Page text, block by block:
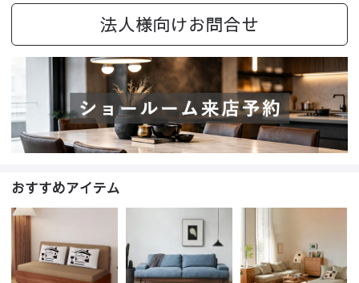
法人様向けお問合せ
おすすめアイテム